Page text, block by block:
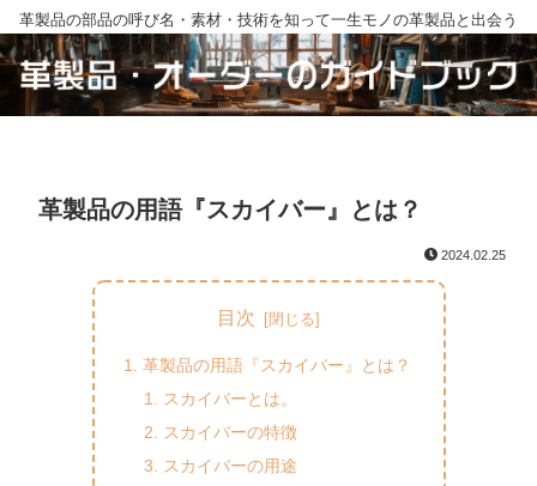
革製品の部品の呼び名・素材・技術を知って一生モノの革製品と出会う
革製品の用語『スカイバー』とは？
2024.02.25
目次
革製品の用語『スカイバー』とは？
スカイバーとは。
スカイバーの特徴
スカイバーの用途